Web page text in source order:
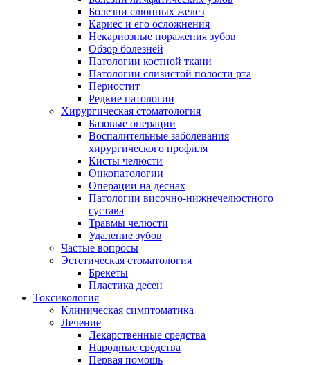
Болезни слюнных желез
Кариес и его осложнения
Некариозные поражения зубов
Обзор болезней
Патологии костной ткани
Патологии слизистой полости рта
Периостит
Редкие патологии
Хирургическая стоматология
Базовые операции
Воспалительные заболевания
хирургического профиля
Кисты челюсти
Онкопатологии
Операции на деснах
Патологии височно-нижнечелюстного
сустава
Травмы челюсти
Удаление зубов
Частые вопросы
Эстетическая стоматология
Брекеты
Пластика десен
Токсикология
Клиническая симптоматика
Лечение
Лекарственные средства
Народные средства
Первая помощь